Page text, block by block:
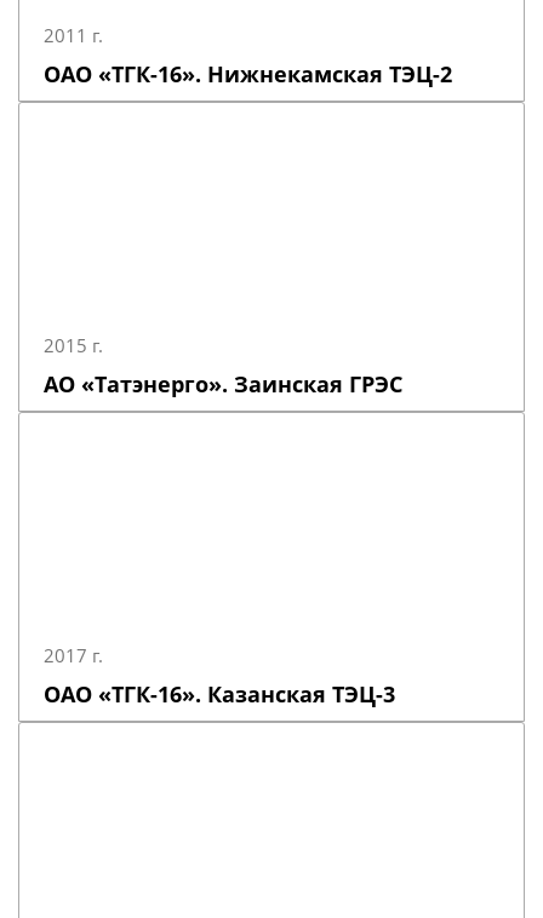
2011 г.
ОАО «ТГК-16». Нижнекамская ТЭЦ-2
2015 г.
АО «Татэнерго». Заинская ГРЭС
2017 г.
ОАО «ТГК-16». Казанская ТЭЦ-3